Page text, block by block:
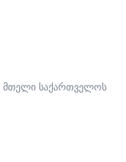
მთელი საქართველოს